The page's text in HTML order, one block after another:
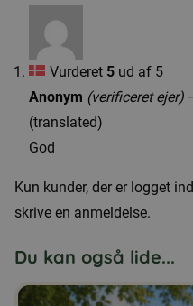
Galvaniseret
antal
Vurderet 5 ud af 5
Anonym (verificeret ejer)
(translated)
God
Kun kunder, der er logget
skrive en anmeldelse.
Du kan også lide...